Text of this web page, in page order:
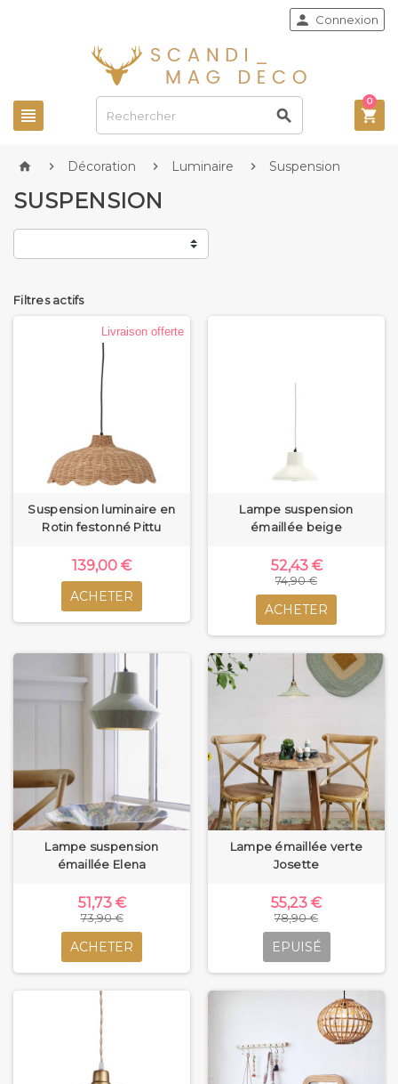
 
 Connexion

0
  Décoration  Luminaire  Suspension
SUSPENSION
Filtres actifs
Livraison offerte
Suspension luminaire en
Rotin festonné Pittu
139,00 €
ACHETER
Lampe suspension
émaillée beige
52,43 €
74,90 €
ACHETER
Lampe suspension
émaillée Elena
51,73 €
73,90 €
ACHETER
Lampe émaillée verte
Josette
55,23 €
78,90 €
EPUISÉ